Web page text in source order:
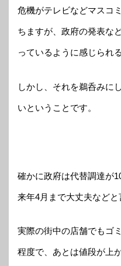
危機がテレビなどマスコ
ちますが、政府の発表な
っているように感じられ
しかし、それを鵜呑みに
いということです。
確かに政府は代替調達が
来年4月まで大丈夫などと
実際の街中の店舗でもゴ
程度で、あとは値段が上